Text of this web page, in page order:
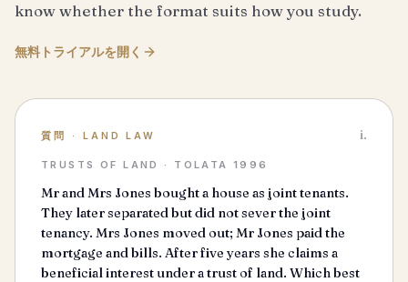
know whether the format suits how you study.
無料トライアルを開く
質問 · LAND LAW i.
TRUSTS OF LAND · TOLATA 1996
Mr and Mrs Jones bought a house as joint tenants.
They later separated but did not sever the joint
tenancy. Mrs Jones moved out; Mr Jones paid the
mortgage and bills. After five years she claims a
beneficial interest under a trust of land. Which best